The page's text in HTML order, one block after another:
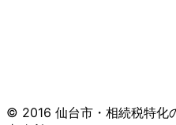
© 2016 仙台市・相続税特化